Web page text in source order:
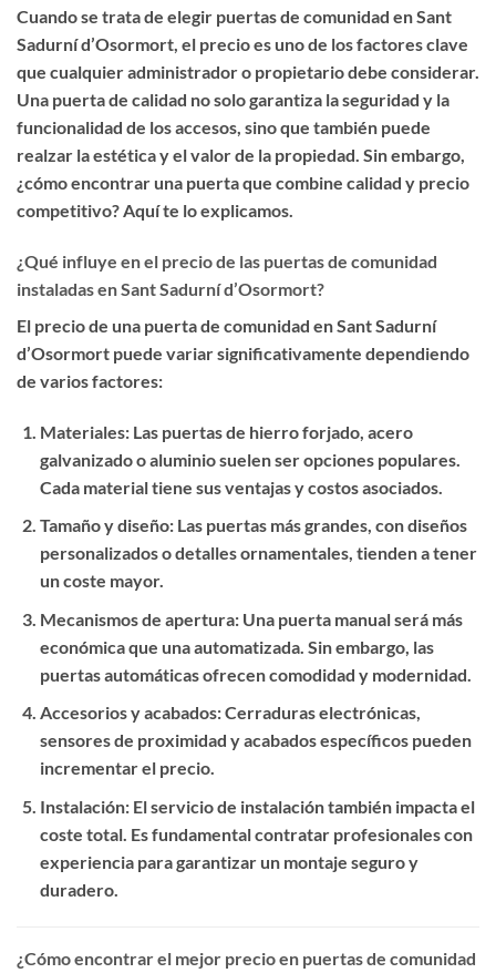
Cuando se trata de elegir puertas de comunidad en Sant
Sadurní d’Osormort, el precioes uno de los factores clave
que cualquier administrador o propietario debe considerar.
Una puerta de calidad no solo garantiza la seguridad y la
funcionalidad de los accesos, sino que también puede
realzar la estética y el valor de la propiedad. Sin embargo,
¿cómo encontrar una puerta que combine calidad y precio
competitivo? Aquí te lo explicamos.
¿Qué influye en el precio de las puertas de comunidad
instaladas en Sant Sadurní d’Osormort?
El precio de una puerta de comunidad en Sant Sadurní
d’Osormort puede variar significativamente dependiendo
de varios factores:
Materiales: Las puertas de hierro forjado, acero
galvanizado o aluminio suelen ser opciones populares.
Cada material tiene sus ventajas y costos asociados.
Tamaño y diseño: Las puertas más grandes, con diseños
personalizados o detalles ornamentales, tienden a tener
un coste mayor.
Mecanismos de apertura: Una puerta manual será más
económica que una automatizada. Sin embargo, las
puertas automáticas ofrecen comodidad y modernidad.
Accesorios y acabados: Cerraduras electrónicas,
sensores de proximidad y acabados específicos pueden
incrementar el precio.
Instalación: El servicio de instalación también impacta el
coste total. Es fundamental contratar profesionales con
experiencia para garantizar un montaje seguro y
duradero.
¿Cómo encontrar el mejor precio en puertas de comunidad